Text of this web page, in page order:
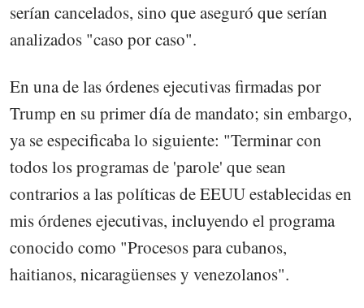
serían cancelados, sino que aseguró que serían
analizados "caso por caso".
En una de las órdenes ejecutivas firmadas por
Trump en su primer día de mandato; sin embargo,
ya se especificaba lo siguiente: "Terminar con
todos los programas de 'parole' que sean
contrarios a las políticas de EEUU establecidas en
mis órdenes ejecutivas, incluyendo el programa
conocido como "Procesos para cubanos,
haitianos, nicaragüenses y venezolanos".